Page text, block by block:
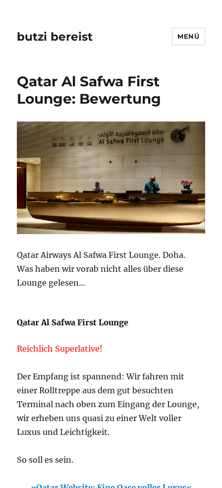
butzi bereist MENÜ
Qatar Al Safwa First
Lounge: Bewertung
Qatar Airways Al Safwa First Lounge. Doha.
Was haben wir vorab nicht alles über diese
Lounge gelesen…
Qatar Al Safwa First Lounge
Reichlich Superlative!
Der Empfang ist spannend: Wir fahren mit
einer Rolltreppe aus dem gut besuchten
Terminal nach oben zum Eingang der Lounge,
wir erheben uns quasi zu einer Welt voller
Luxus und Leichtigkeit.
So soll es sein.